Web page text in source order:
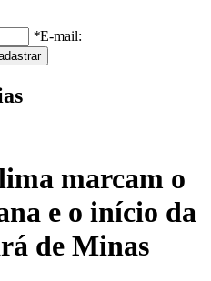
*E-mail:
marcam o
e o início da
de Minas